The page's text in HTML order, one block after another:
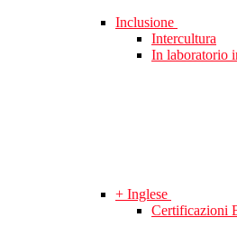
Inclusione
Intercultura
In laboratorio
+ Inglese
Certificazioni